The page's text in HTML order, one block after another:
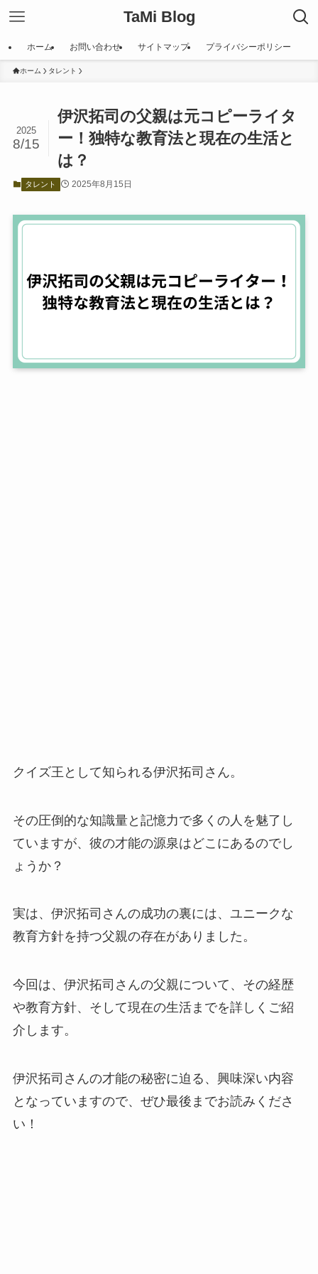
TaMi Blog
ホーム お問い合わせ サイトマップ プライバシーポリシー
ホーム タレント
伊沢拓司の父親は元コピーライタ
ー！独特な教育法と現在の生活と
は？
2025
8/15
タレント 2025年8月15日
クイズ王として知られる伊沢拓司さん。
その圧倒的な知識量と記憶力で多くの人を魅了し
ていますが、彼の才能の源泉はどこにあるのでし
ょうか？
実は、伊沢拓司さんの成功の裏には、ユニークな
教育方針を持つ父親の存在がありました。
今回は、伊沢拓司さんの父親について、その経歴
や教育方針、そして現在の生活までを詳しくご紹
介します。
伊沢拓司さんの才能の秘密に迫る、興味深い内容
となっていますので、ぜひ最後までお読みくださ
い！